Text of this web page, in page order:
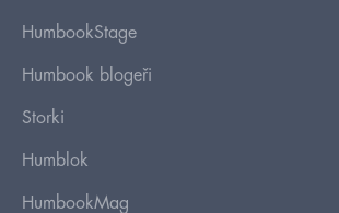
HumbookStage
Humbook blogeři
Storki
Humblok
HumbookMag